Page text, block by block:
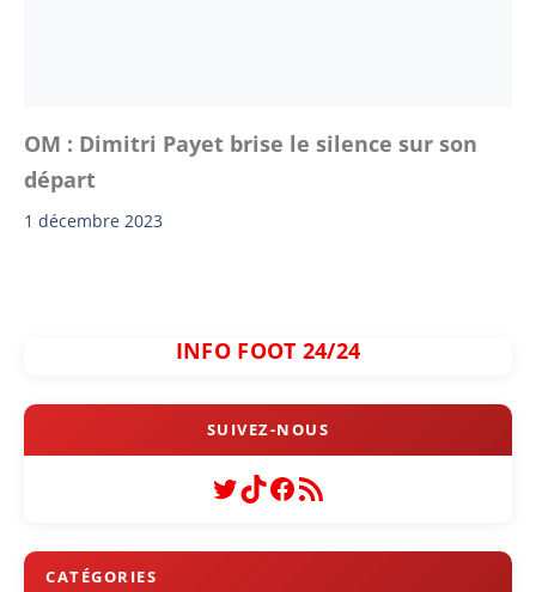
OM : Dimitri Payet brise le silence sur son
départ
1 décembre 2023
INFO FOOT 24/24
Twitter
TikTok
Facebook
Flux RSS